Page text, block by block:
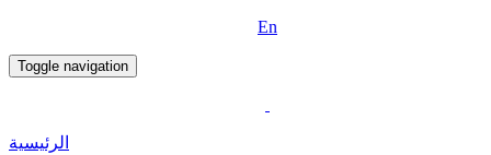
En
Toggle navigation
الرئيسية